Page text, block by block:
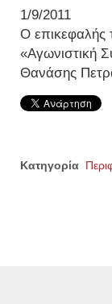
1/9/2011
Ο επικεφαλής
«Αγωνιστική
Θανάσης
Κατηγορία